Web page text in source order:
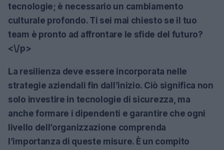
tecnologie; è necessario un cambiamento
culturale profondo. Ti sei mai chiesto se il tuo
team è pronto ad affrontare le sfide del futuro?
<\/p>
La resilienza deve essere incorporata nelle
strategie aziendali fin dall’inizio. Ciò significa non
solo investire in tecnologie di sicurezza, ma
anche formare i dipendenti e garantire che ogni
livello dell’organizzazione comprenda
l’importanza di queste misure. È un compito